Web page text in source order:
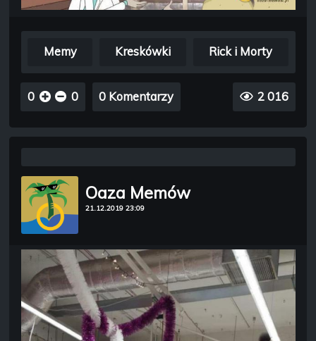
Memy Kreskówki Rick i Morty
0 0 0 Komentarzy 2 016
Oaza Memów
21.12.2019 23:09